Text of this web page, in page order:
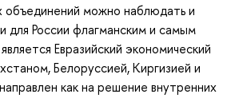
объединений можно наблюдать и
для России флагманским и самым
Евразийский экономический
Белоруссией, Киргизией и
как на решение внутренних